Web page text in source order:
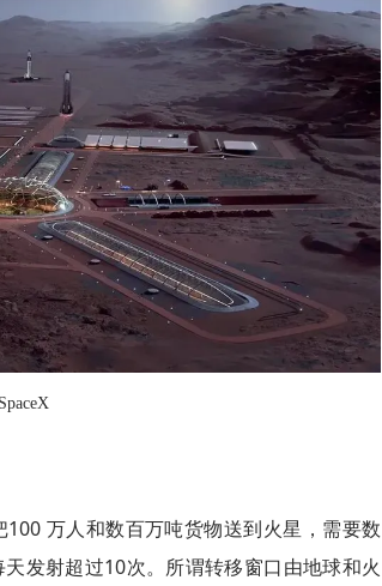
万人和数百万吨货物送到火星，需要数
发射超过10次。所谓转移窗口由地球和火